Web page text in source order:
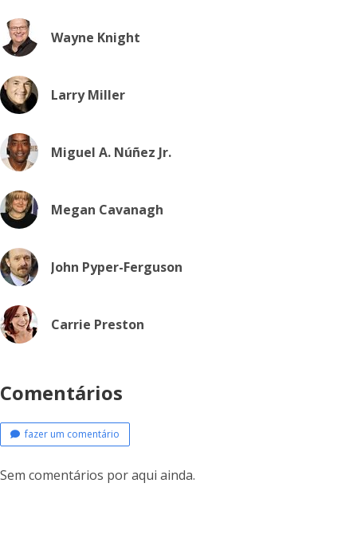
Wayne Knight
Larry Miller
Miguel A. Núñez Jr.
Megan Cavanagh
John Pyper-Ferguson
Carrie Preston
Comentários
fazer um comentário
Sem comentários por aqui ainda.